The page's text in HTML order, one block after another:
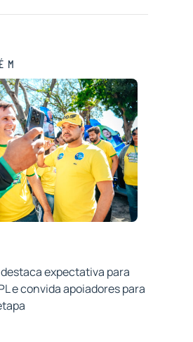
expectativa para
e convida apoiadores para